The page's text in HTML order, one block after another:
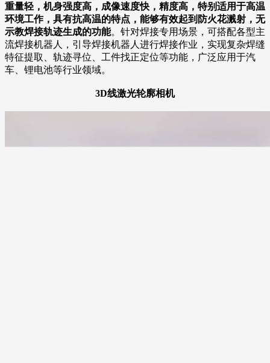
重量轻，机身强度高，成像速度快，精度高，特别适用于高温
环境工作，具有抗高温的特点，能够有效起到防火花溅射，无
示教焊接轨迹生成的功能。针对焊接专用场景，可搭配各型主
流焊接机器人，引导焊接机器人进行焊接作业，实现复杂焊缝
特征提取、轨迹寻位、工件找正定位等功能，广泛应用于汽
车、锂电池等行业领域。
3D线激光轮廓相机